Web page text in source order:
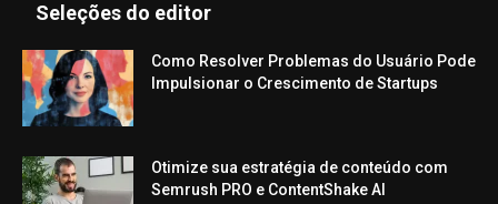
Seleções do editor
Como Resolver Problemas do Usuário Pode
Impulsionar o Crescimento de Startups
Otimize sua estratégia de conteúdo com
Semrush PRO e ContentShake AI